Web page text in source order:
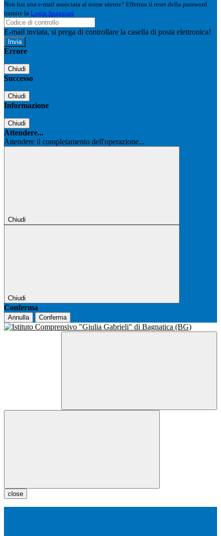
Non hai una e-mail associata al nome utente? Effettua il reset della password
tramite la Login Spaggiari
E-mail inviata, si prega di controllare la casella di posta elettronica!
Errore
Chiudi
Successo
Chiudi
Informazione
Chiudi
Attendere...
Attendere il completamento dell'operazione...
Chiudi
Chiudi
Conferma
Annulla Conferma
close